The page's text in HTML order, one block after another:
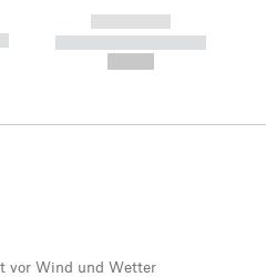
------------
----------- -----------
vor Wind und Wetter